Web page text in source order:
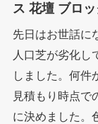
ス 花壇 ブロ
先日はお世話に
人口芝が劣化し
しました。何件
見積もり時点で
に決めました。